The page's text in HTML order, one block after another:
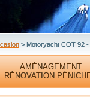
> Motoryacht COT 92 -
AMÉNAGEMENT
RÉNOVATION